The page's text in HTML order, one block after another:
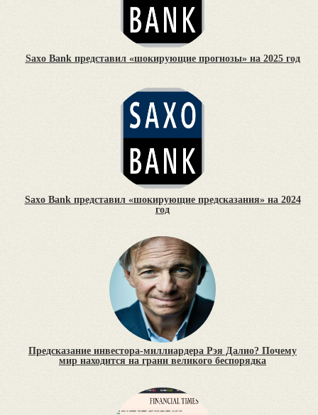
Saxo Bank представил «шокирующие прогнозы» на 2025 год
Saxo Bank представил «шокирующие предсказания» на 2024
год
Предсказание инвестора-миллиардера Рэя Далио? Почему
мир находится на грани великого беспорядка